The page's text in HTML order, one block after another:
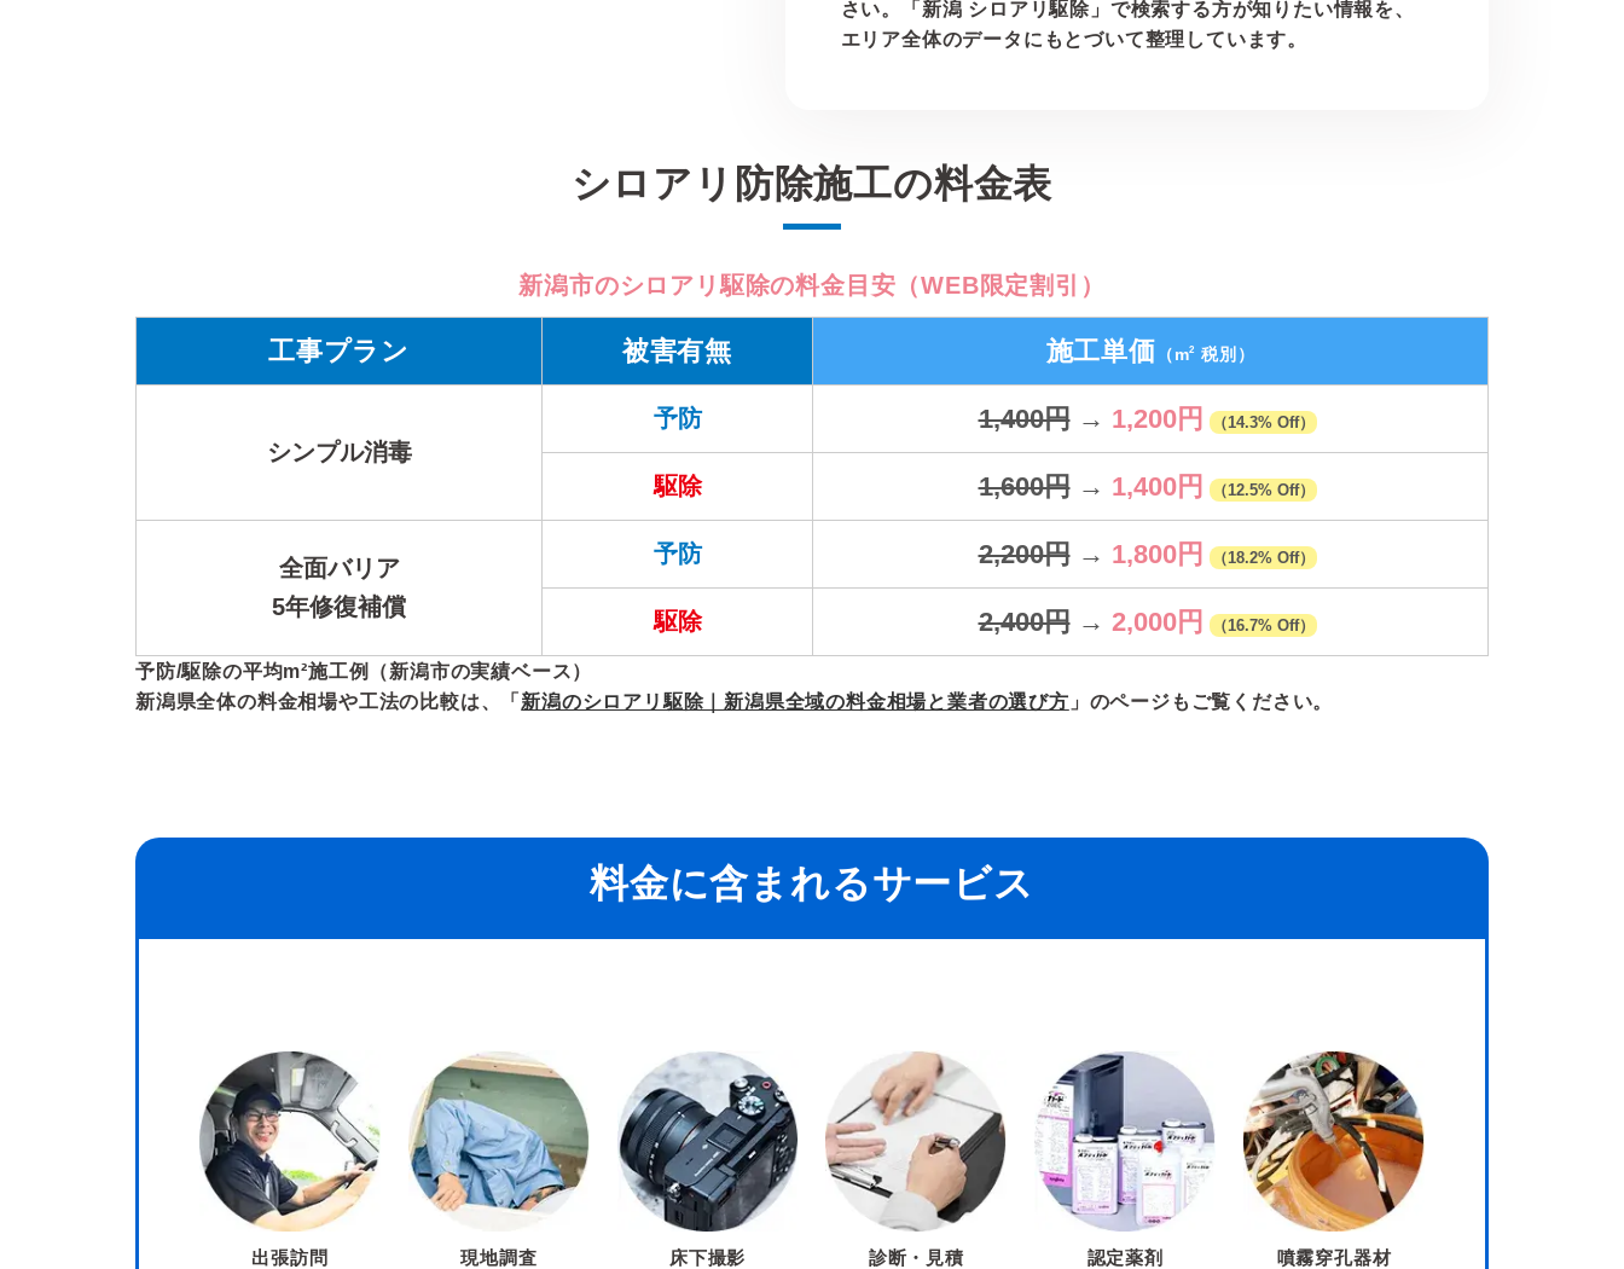
さい。「新潟 シロアリ駆除」で検索する方が知りたい情報を、
エリア全体のデータにもとづいて整理しています。
シロアリ防除施工の料金表
新潟市のシロアリ駆除の料金目安（WEB限定割引）
工事プラン 被害有無 施工単価 （m2 税別）
シンプル消毒
予防 1,400円→ 1,200円 （14.3% Off）
駆除 1,600円→ 1,400円 （12.5% Off）
全面バリア
5年修復補償
予防 2,200円→ 1,800円 （18.2% Off）
駆除 2,400円→ 2,000円 （16.7% Off）
予防/駆除の平均m²施工例（新潟市の実績ベース）
新潟県全体の料金相場や工法の比較は、「 新潟のシロアリ駆除｜新潟県全域の料金相場と業者の選び方 」のページもご覧ください。
料金に含まれるサービス
出張訪問 現地調査 床下撮影 診断・見積 認定薬剤 噴霧穿孔器材